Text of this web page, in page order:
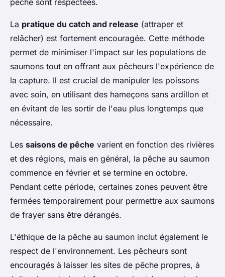
pêche sont respectées.
La pratique du catch and release (attraper et
relâcher) est fortement encouragée. Cette méthode
permet de minimiser l'impact sur les populations de
saumons tout en offrant aux pêcheurs l'expérience de
la capture. Il est crucial de manipuler les poissons
avec soin, en utilisant des hameçons sans ardillon et
en évitant de les sortir de l'eau plus longtemps que
nécessaire.
Les saisons de pêche varient en fonction des rivières
et des régions, mais en général, la pêche au saumon
commence en février et se termine en octobre.
Pendant cette période, certaines zones peuvent être
fermées temporairement pour permettre aux saumons
de frayer sans être dérangés.
L'éthique de la pêche au saumon inclut également le
respect de l'environnement. Les pêcheurs sont
encouragés à laisser les sites de pêche propres, à